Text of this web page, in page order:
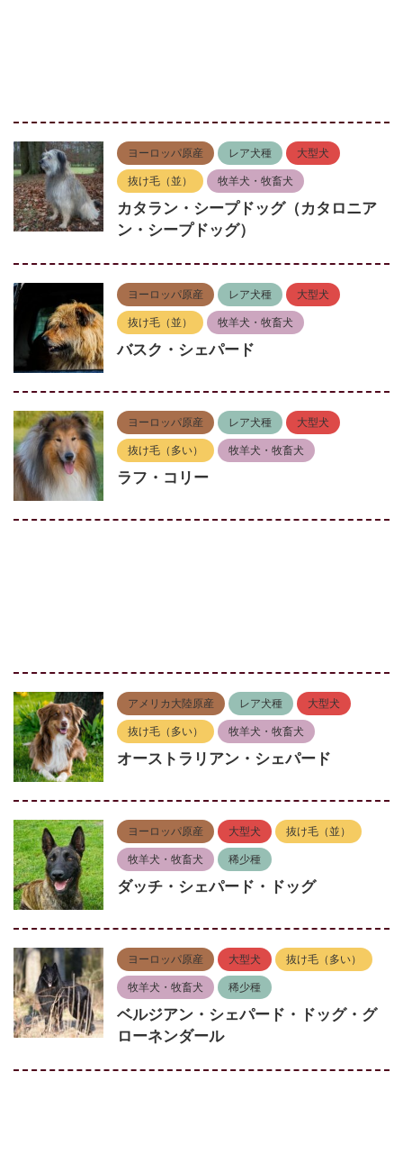
ヨーロッパ原産 レア犬種 大型犬
抜け毛（並） 牧羊犬・牧畜犬
カタラン・シープドッグ（カタロニア
ン・シープドッグ）
ヨーロッパ原産 レア犬種 大型犬
抜け毛（並） 牧羊犬・牧畜犬
バスク・シェパード
ヨーロッパ原産 レア犬種 大型犬
抜け毛（多い） 牧羊犬・牧畜犬
ラフ・コリー
アメリカ大陸原産 レア犬種 大型犬
抜け毛（多い） 牧羊犬・牧畜犬
オーストラリアン・シェパード
ヨーロッパ原産 大型犬 抜け毛（並）
牧羊犬・牧畜犬 稀少種
ダッチ・シェパード・ドッグ
ヨーロッパ原産 大型犬 抜け毛（多い）
牧羊犬・牧畜犬 稀少種
ベルジアン・シェパード・ドッグ・グ
ローネンダール